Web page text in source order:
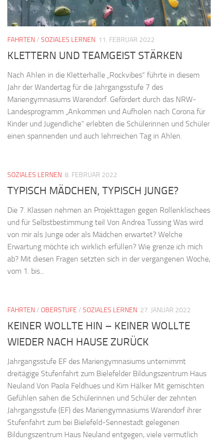
FAHRTEN/ SOZIALES LERNEN 11. FEBRUAR 2022
KLETTERN UND TEAMGEIST STÄRKEN
Nach Ahlen in die Kletterhalle „Rockvibes“ führte in diesem
Jahr der Wandertag für die Jahrgangsstufe 7 des
Mariengymnasiums Warendorf. Gefördert durch das NRW-
Landesprogramm „Ankommen und Aufholen nach Corona für
Kinder und Jugendliche“ erlebten die Schülerinnen und Schüler
einen spannenden und auch lehrreichen Tag in Ahlen.
SOZIALES LERNEN 8. FEBRUAR 2022
TYPISCH MÄDCHEN, TYPISCH JUNGE?
Die 7. Klassen nehmen an Projekttagen gegen Rollenklischees
und für Selbstbestimmung teil Von Andrea Tussing Was wird
von mir als Junge oder als Mädchen erwartet? Welche
Erwartung möchte ich wirklich erfüllen? Wie grenze ich mich
ab? Mit diesen Fragen setzten sich in der vergangenen Woche,
vom 1. bis...
FAHRTEN/ OBERSTUFE / SOZIALES LERNEN 27. JANUAR 2022
KEINER WOLLTE HIN – KEINER WOLLTE
WIEDER NACH HAUSE ZURÜCK
Jahrgangsstufe EF des Mariengymnasiums unternimmt
dreitägige Stufenfahrt zum Bielefelder Bildungszentrum Haus
Neuland Von Paola Feldhues und Kim Hälker Mit gemischten
Gefühlen sahen die Schülerinnen und Schüler der zehnten
Jahrgangsstufe (EF) des Mariengymnasiums Warendorf ihrer
Stufenfahrt zum bei Bielefeld-Sennestadt gelegenen
Bildungszentrum Haus Neuland entgegen, viele vermutlich